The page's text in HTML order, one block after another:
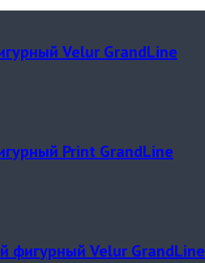
Velur GrandLine
Print GrandLine
фигурный Velur GrandLine